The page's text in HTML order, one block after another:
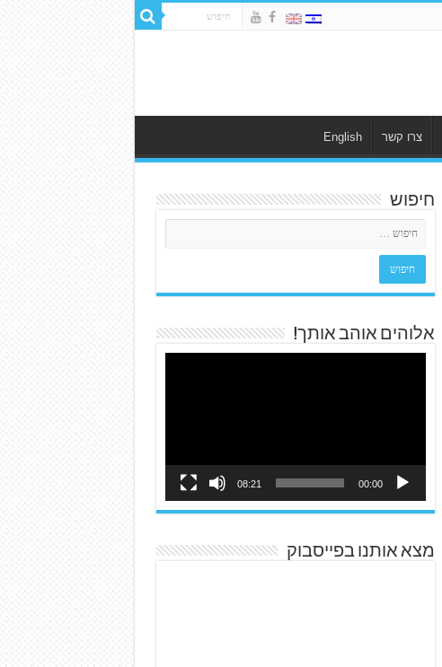
צרו קשר English
חיפוש
אלוהים אוהב אותך!
00:00
08:21
מצא אותנו בפייסבוק